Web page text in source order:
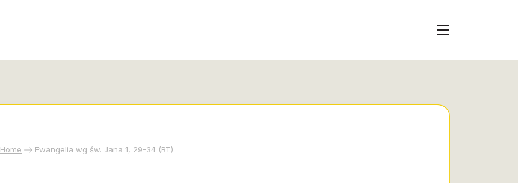
Home Ewangelia wg św. Jana 1, 29-34 (BT)